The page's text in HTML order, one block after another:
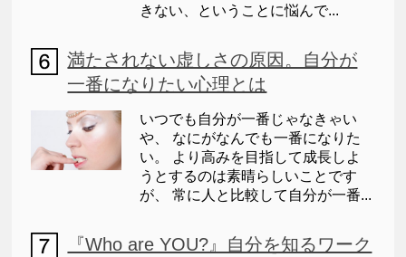
きない、ということに悩んで...
満たされない虚しさの原因。自分が
一番になりたい心理とは
いつでも自分が一番じゃなきゃい
や、 なにがなんでも一番になりた
い。 より高みを目指して成長しよ
うとするのは素晴らしいことです
が、 常に人と比較して自分が一番...
『Who are YOU?』自分を知るワーク